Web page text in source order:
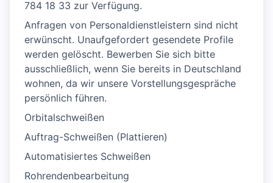
784 18 33 zur Verfügung.
Anfragen von Personaldienstleistern sind nicht
erwünscht. Unaufgefordert gesendete Profile
werden gelöscht. Bewerben Sie sich bitte
ausschließlich, wenn Sie bereits in Deutschland
wohnen, da wir unsere Vorstellungsgespräche
persönlich führen.
Orbital­schweißen
Auftrag-Schweißen (Plattieren)
Automatisiertes Schweißen
Rohrendenbearbeitung